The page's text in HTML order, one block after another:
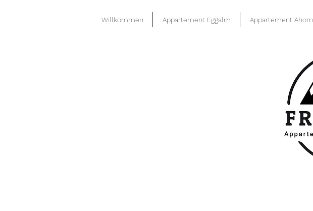
Willkommen Appartement Eggalm Appartement Ahorn